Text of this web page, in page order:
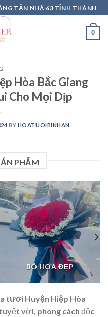
TẬN NHÀ 63 TỈNH THÀNH
0
Hòa Bắc Giang
Cho Mọi Dịp
BY HOATUOIBINHAN
PHẨM
BÓ HOA ĐẸP
tươi Huyện Hiệp Hòa
vời, phong cách độc